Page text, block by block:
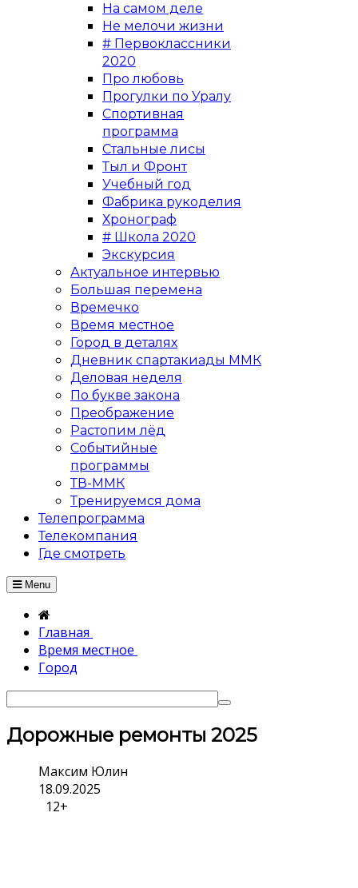
На самом деле
Не мелочи жизни
# Первоклассники
2020
Про любовь
Прогулки по Уралу
Спортивная
программа
Стальные лисы
Тыл и Фронт
Учебный год
Фабрика рукоделия
Хронограф
# Школа 2020
Экскурсия
Актуальное интервью
Большая перемена
Времечко
Время местное
Город в деталях
Дневник спартакиады ММК
Деловая неделя
По букве закона
Преображение
Растопим лёд
Событийные
программы
ТВ-ММК
Тренируемся дома
Телепрограмма
Телекомпания
Где смотреть
Menu
Главная
Время местное
Город
Дорожные ремонты 2025
Максим Юлин
18.09.2025
12+